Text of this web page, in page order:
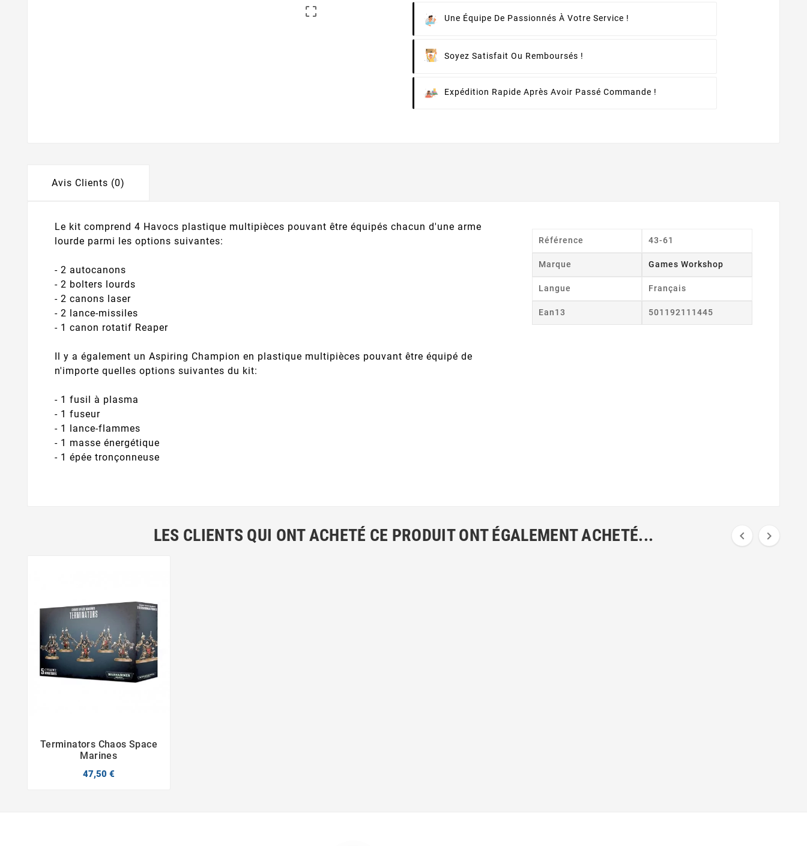
 Une Équipe De Passionnés À Votre Service !
Soyez Satisfait Ou Remboursés !
Expédition Rapide Après Avoir Passé Commande !
Avis Clients (0)
Le kit comprend 4 Havocs plastique multipièces pouvant être équipés chacun d'une arme
lourde parmi les options suivantes:
- 2 autocanons
- 2 bolters lourds
- 2 canons laser
- 2 lance-missiles
- 1 canon rotatif Reaper
Il y a également un Aspiring Champion en plastique multipièces pouvant être équipé de
n'importe quelles options suivantes du kit:
- 1 fusil à plasma
- 1 fuseur
- 1 lance-flammes
- 1 masse énergétique
- 1 épée tronçonneuse
Référence 43-61
Marque Games Workshop
Langue Français
Ean13 501192111445
LES CLIENTS QUI ONT ACHETÉ CE PRODUIT ONT ÉGALEMENT ACHETÉ...  
 
Terminators Chaos Space
Marines
47,50 €